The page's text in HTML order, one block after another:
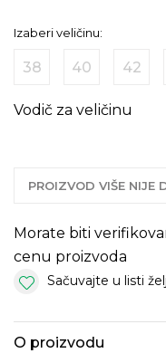
Izaberi veličinu:
38 40 42
Vodič za veličinu
PROIZVOD VIŠE NIJE
Morate biti
cenu proizvoda
Sačuvajte u listi
O proizvodu